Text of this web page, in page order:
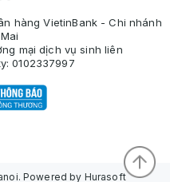
hàng VietinBank - Chi nhánh
mại dịch vụ sinh liên
0102337997
Powered by Hurasoft